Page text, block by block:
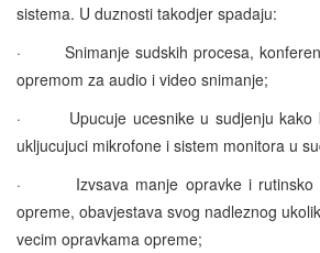
sistema. U duznosti takodjer spadaju:
·
Snimanje sudskih procesa,
opremom za audio i video snimanje;
·
Upucuje ucesnike u sudjenju
ukljucujuci mikrofone i sistem monitora u
·
Izvsava manje opravke i
opreme, obavjestava svog nadleznog
vecim opravkama opreme;